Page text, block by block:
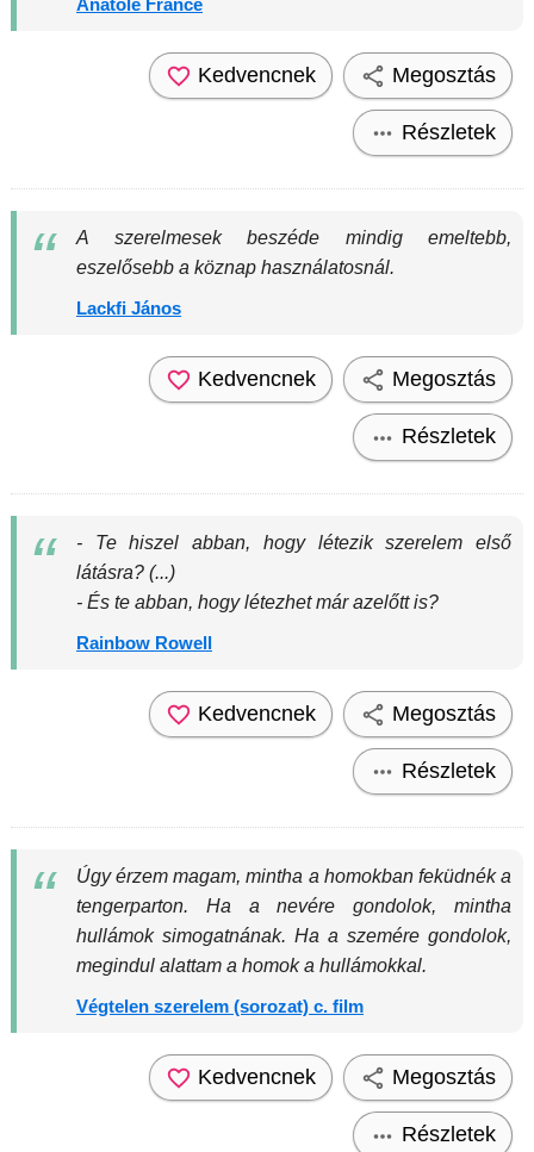
Kedvencnek Megosztás
Részletek
A szerelmesek beszéde mindig emeltebb,
eszelősebb a köznap használatosnál.
Lackfi János
Kedvencnek Megosztás
Részletek
- Te hiszel abban, hogy létezik szerelem első
látásra? (...)
- És te abban, hogy létezhet már azelőtt is?
Rainbow Rowell
Kedvencnek Megosztás
Részletek
Úgy érzem magam, mintha a homokban feküdnék a
tengerparton. Ha a nevére gondolok, mintha
hullámok simogatnának. Ha a szemére gondolok,
megindul alattam a homok a hullámokkal.
Végtelen szerelem (sorozat) c. film
Kedvencnek Megosztás
Részletek